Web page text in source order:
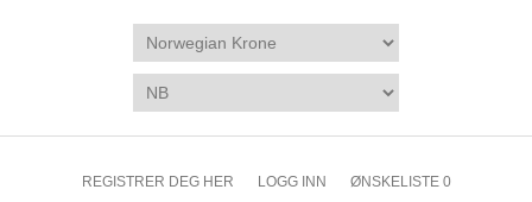
REGISTRER DEG HER LOGG INN ØNSKELISTE 0